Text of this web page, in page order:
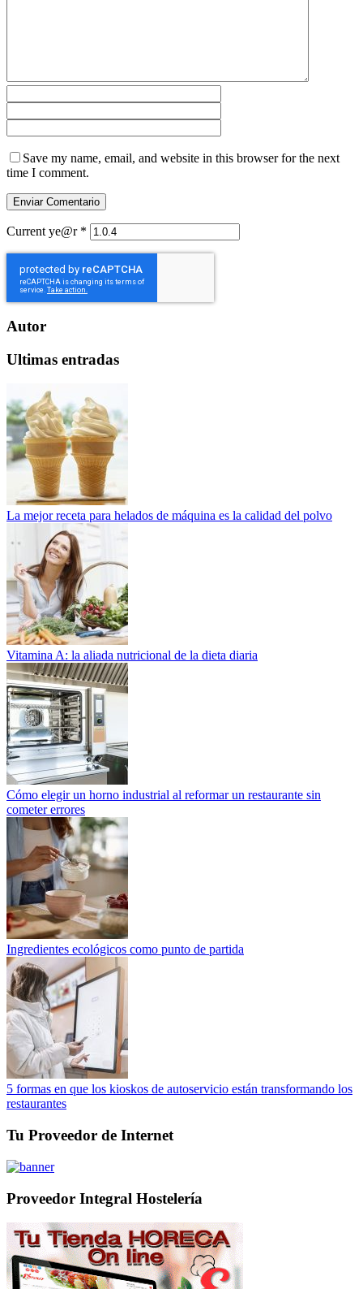
Save my name, email, and website in this browser for the next
time I comment.
Current ye@r *
Autor
Ultimas entradas
La mejor receta para helados de máquina es la calidad del polvo
Vitamina A: la aliada nutricional de la dieta diaria
Cómo elegir un horno industrial al reformar un restaurante sin
cometer errores
Ingredientes ecológicos como punto de partida
5 formas en que los kioskos de autoservicio están transformando los
restaurantes
Tu Proveedor de Internet
Proveedor Integral Hostelería